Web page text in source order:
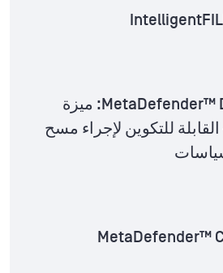
إصدار MetaDefender™ Drive .4.7: ميزة
للتكوين لإجراء مسح